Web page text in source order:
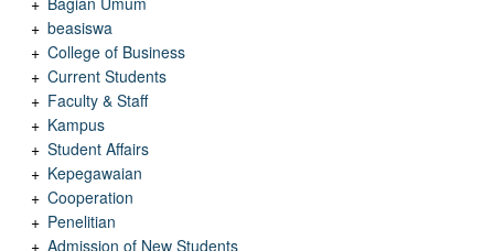
beasiswa
College of Business
Current Students
Faculty & Staff
Kampus
Student Affairs
Kepegawaian
Cooperation
Penelitian
Admission of New Students